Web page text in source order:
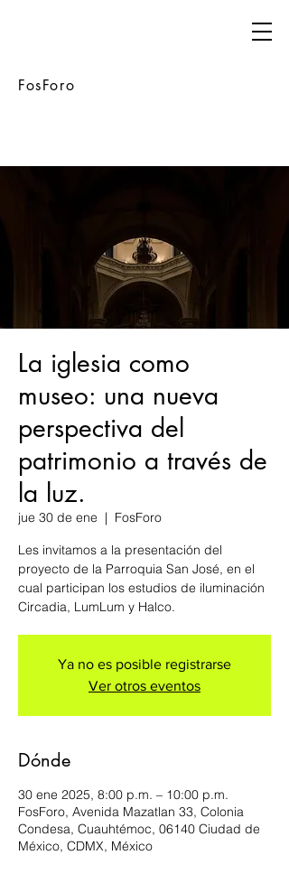
FosForo
La iglesia como
museo: una nueva
perspectiva del
patrimonio a través de
la luz.
jue 30 de ene
  |
FosForo
Les invitamos a la presentación del
proyecto de la Parroquia San José, en el
cual participan los estudios de iluminación
Ya no es posible registrarse
Ver otros eventos
Dónde
30 ene 2025, 8:00 p.m. – 10:00 p.m.
FosForo, Avenida Mazatlan 33, Colonia
Condesa, Cuauhtémoc, 06140 Ciudad de
México, CDMX, México